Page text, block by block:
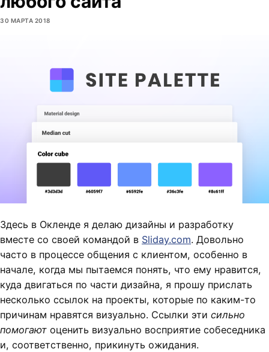
30 МАРТА 2018
Здесь в Окленде я делаю дизайны и разработку
вместе со своей командой в Sliday.com. Довольно
часто в процессе общения с клиентом, особенно в
начале, когда мы пытаемся понять, что ему нравится,
куда двигаться по части дизайна, я прошу прислать
несколько ссылок на проекты, которые по каким-то
причинам нравятся визуально. Ссылки эти сильно
помогают оценить визуально восприятие собеседника
и, соответственно, прикинуть ожидания.